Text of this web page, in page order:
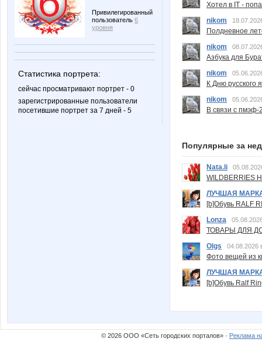
Привилегированный
пользователь 6
уровня
Статистика портрета:
сейчас просматривают портрет - 0
зарегистрированные пользователи
посетившие портрет за 7 дней - 5
Хотел в IT -
nikom
Полдневное
nikom
Азбука для
nikom
К Дню русского
nikom
В связи с пмэф-
Популярные за
Nata.li
ЛУЧШАЯ
[b]Обувь RALF
Lonza
ТОВАРЫ ДЛЯ
Olgs
04.08.2026
Фото вещей из
ЛУЧШАЯ
[b]Обувь Ralf
© 2026 ООО «Сеть городских порталов» · Реклама